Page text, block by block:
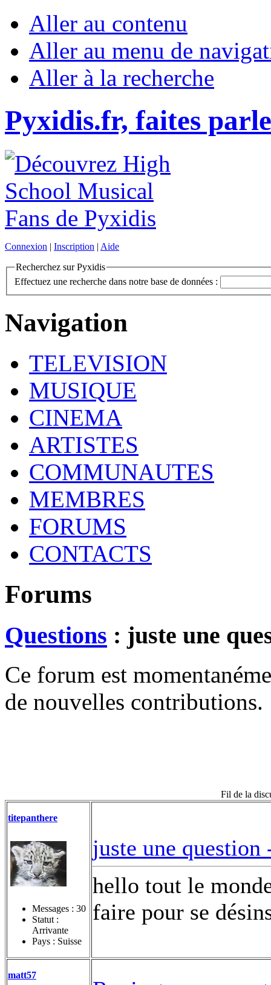
Aller au contenu
Aller au menu de
Aller à la recherche
Pyxidis.fr, faites
Connexion | Inscription | Aide
Recherchez sur Pyxidis
Effectuez une recherche dans notre base de données :
Navigation
TELEVISION
MUSIQUE
CINEMA
ARTISTES
COMMUNAUTES
MEMBRES
FORUMS
CONTACTS
Forums
Questions : juste une
Ce forum est
de nouvelles contributions.
Fil de la
titepanthere
Messages : 30
Statut :
Arrivante
Pays : Suisse
juste une
hello tout le
faire pour se
matt57